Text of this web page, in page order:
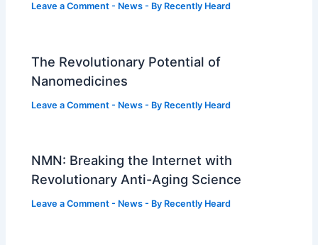
Leave a Comment - News - By Recently Heard
The Revolutionary Potential of
Nanomedicines
Leave a Comment - News - By Recently Heard
NMN: Breaking the Internet with
Revolutionary Anti-Aging Science
Leave a Comment - News - By Recently Heard